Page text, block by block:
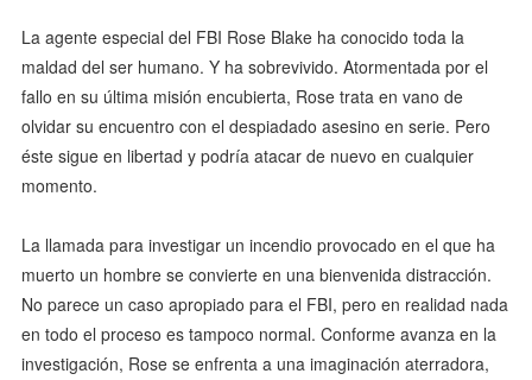
La agente especial del FBI Rose Blake ha conocido toda la
maldad del ser humano. Y ha sobrevivido. Atormentada por el
fallo en su última misión encubierta, Rose trata en vano de
olvidar su encuentro con el despiadado asesino en serie. Pero
éste sigue en libertad y podría atacar de nuevo en cualquier
momento.
La llamada para investigar un incendio provocado en el que ha
muerto un hombre se convierte en una bienvenida distracción.
No parece un caso apropiado para el FBI, pero en realidad nada
en todo el proceso es tampoco normal. Conforme avanza en la
investigación, Rose se enfrenta a una imaginación aterradora,